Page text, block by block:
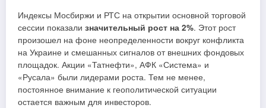
Индексы Мосбиржи и РТС на открытии основной торговой
сессии показали значительный рост на 2%. Этот рост
произошел на фоне неопределенности вокруг конфликта
на Украине и смешанных сигналов от внешних фондовых
площадок. Акции «Татнефти», АФК «Система» и
«Русала» были лидерами роста. Тем не менее,
постоянное внимание к геополитической ситуации
остается важным для инвесторов.